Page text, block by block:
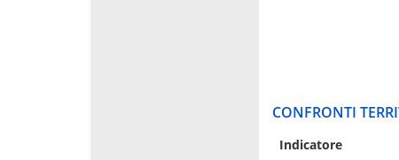
CONFRONTI
Indicatore